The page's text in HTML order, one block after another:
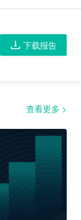
下载报告
查看更多 >